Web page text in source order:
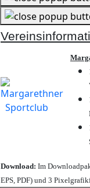
Download: Im
EPS, PDF) und 3